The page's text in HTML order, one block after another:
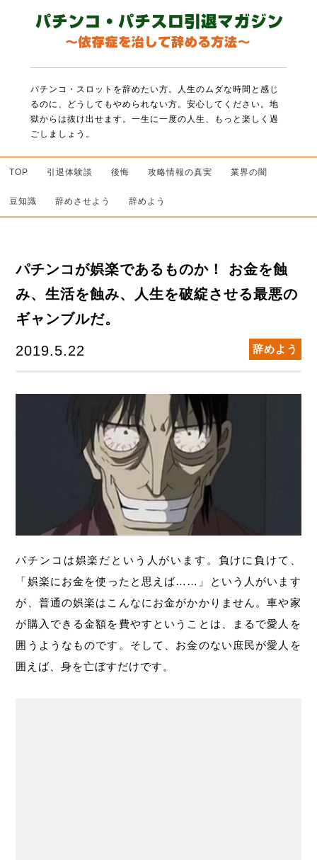
パチンコ・スロットを辞めたい方。人生のムダな時間と感じ
るのに、どうしてもやめられない方。 安心してください。地
獄からは抜け出せます。一生に一度の人生、もっと楽しく過
ごしましょう。
TOP 引退体験談 後悔 攻略情報の真実 業界の闇
豆知識 辞めさせよう 辞めよう
パチンコが娯楽であるものか！ お金を蝕
み、生活を蝕み、人生を破綻させる最悪の
ギャンブルだ。
2019.5.22 辞めよう
パチンコは娯楽だという人がいます。負けに負けて、
「娯楽にお金を使ったと思えば……」という人がいます
が、普通の娯楽はこんなにお金がかかりません。車や家
が購入できる金額を費やすということは、まるで愛人を
囲うようなものです。そして、お金のない庶民が愛人を
囲えば、身を亡ぼすだけです。